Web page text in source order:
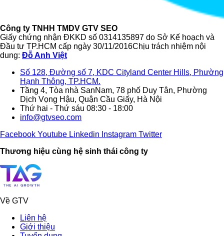
Công ty TNHH TMDV GTV SEO
Giấy chứng nhận ĐKKD số 0314135897 do Sở Kế hoạch và
Đầu tư TP.HCM cấp ngày 30/11/2016Chịu trách nhiệm nội
dung: Đỗ Anh Việt
Số 128, Đường số 7, KDC Cityland Center Hills, Phường
Hạnh Thông, TP.HCM.
Tầng 4, Tòa nhà SanNam, 78 phố Duy Tân, Phường
Dịch Vọng Hậu, Quận Cầu Giấy, Hà Nội
Thứ hai - Thứ sáu 08:30 - 18:00
info@gtvseo.com
Facebook Youtube Linkedin Instagram Twitter
Thương hiệu cùng hệ sinh thái công ty
Về GTV
Liên hệ
Giới thiệu